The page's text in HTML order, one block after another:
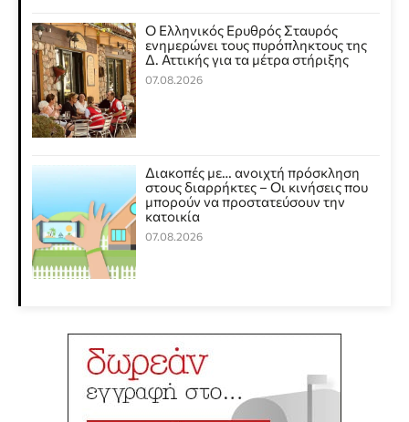
Ο Ελληνικός Ερυθρός Σταυρός
ενημερώνει τους πυρόπληκτους της
Δ. Αττικής για τα μέτρα στήριξης
07.08.2026
Διακοπές με… ανοιχτή πρόσκληση
στους διαρρήκτες – Οι κινήσεις που
μπορούν να προστατεύσουν την
κατοικία
07.08.2026